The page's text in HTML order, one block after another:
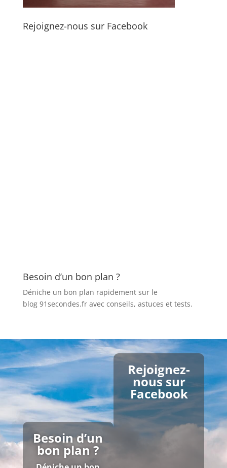
Rejoignez-nous sur Facebook
Besoin d’un bon plan ?
Déniche un bon plan rapidement sur le
blog 91secondes.fravec conseils, astuces et tests.
Besoin d’un
bon plan ?
Rejoignez-
nous sur
Facebook